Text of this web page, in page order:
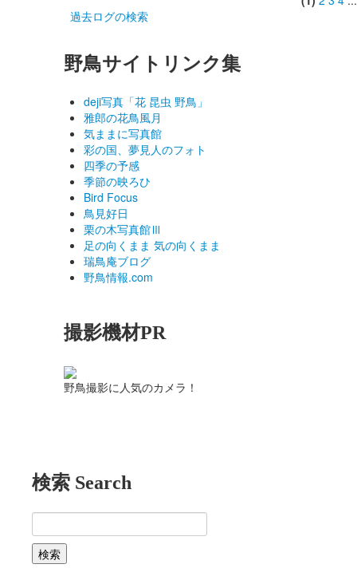
過去ログの検索
野鳥サイトリンク集
deji写真「花 昆虫 野鳥」
雅郎の花鳥風月
気ままに写真館
彩の国、夢見人のフォト
四季の予感
季節の映ろひ
Bird Focus
鳥見好日
栗の木写真館Ⅲ
足の向くまま 気の向くまま
瑞鳥庵ブログ
野鳥情報.com
撮影機材PR
野鳥撮影に人気のカメラ！
検索 Search